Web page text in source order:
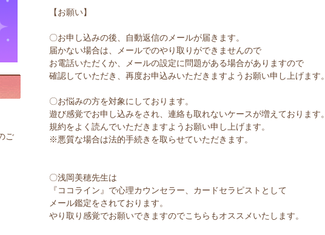
【お願い】
〇お申し込みの後、自動返信のメールが届きます。
届かない場合は、メールでのやり取りができませんので
お電話いただくか、メールの設定に問題がある場合がありますので
確認していただき、再度お申込みいただきますようお願い申し上げます。
〇お悩みの方を対象にしております。
遊び感覚でお申し込みをされ、連絡も取れないケースが増えております。
規約をよく読んでいただきますようお願い申し上げます。
※悪質な場合は法的手続きを取らせていただきます。
〇浅岡美穂先生は
『ココライン』で心理カウンセラー、カードセラピストとして
メール鑑定をされております。
やり取り感覚でお願いできますのでこちらもオススメいたします。
ご